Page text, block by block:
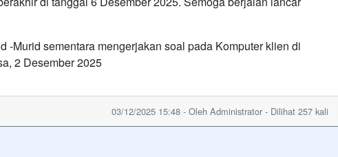
-Murid sementara mengerjakan soal pada Komputer klien di
2 Desember 2025
03/12/2025 15:48 - Oleh Administrator - Dilihat 257 kali